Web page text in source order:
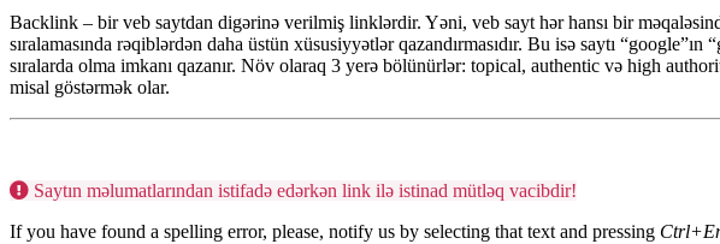
Backlink – bir veb saytdan digərinə verilmiş linklərdir. Yəni, veb sayt hər hansı bir
sıralamasında rəqiblərdən daha üstün xüsusiyyətlər qazandırmasıdır. Bu isə saytı
sıralarda olma imkanı qazanır. Növ olaraq 3 yerə bölünürlər: topical, authentic və high
misal göstərmək olar.
Saytın məlumatlarından istifadə edərkən link ilə istinad mütləq vacibdir!
If you have found a spelling error, please, notify us by selecting that text and pressing